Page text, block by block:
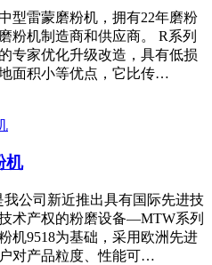
型雷蒙磨粉机，拥有22年磨粉
粉机制造商和供应商。 R系列
专家优化升级改造，具有低损
面积小等优点，它比传…
机
公司新近推出具有国际先进技
术产权的粉磨设备—MTW系列
机9518为基础，采用欧洲先进
对产品粒度、性能可…